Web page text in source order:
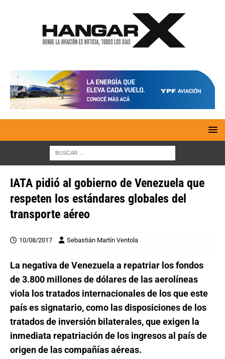
IATA pidió al gobierno de Venezuela que
respeten los estándares globales del
transporte aéreo
10/08/2017 Sebastián Martín Ventola
La negativa de Venezuela a repatriar los fondos
de 3.800 millones de dólares de las aerolíneas
viola los tratados internacionales de los que este
país es signatario, como las disposiciones de los
tratados de inversión bilaterales, que exigen la
inmediata repatriación de los ingresos al país de
origen de las compañías aéreas.